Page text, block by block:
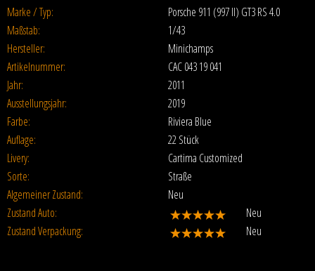
Marke / Typ:
Porsche 911 (997 II) GT3 RS 4.0
Maßstab:
1/43
Hersteller:
Minichamps
Artikelnummer:
CAC 043 19 041
Jahr:
2011
Ausstellungsjahr:
2019
Farbe:
Riviera Blue
Auflage:
22 Stück
Livery:
Cartima Customized
Sorte:
Straße
Algemeiner Zustand:
Neu
Zustand Auto:
Neu
Zustand Verpackung:
Neu